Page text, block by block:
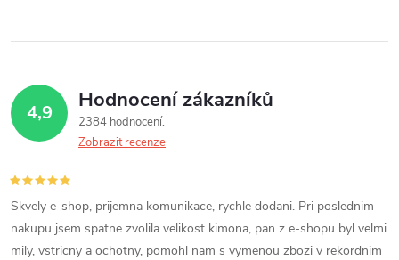
4,9 Hodnocení zákazníků
2384 hodnocení
Zobrazit recenze
Skvely e-shop, prijemna komunikace, rychle dodani. Pri poslednim
nakupu jsem spatne zvolila velikost kimona, pan z e-shopu byl velmi
mily, vstricny a ochotny, pomohl nam s vymenou zbozi v rekordnim